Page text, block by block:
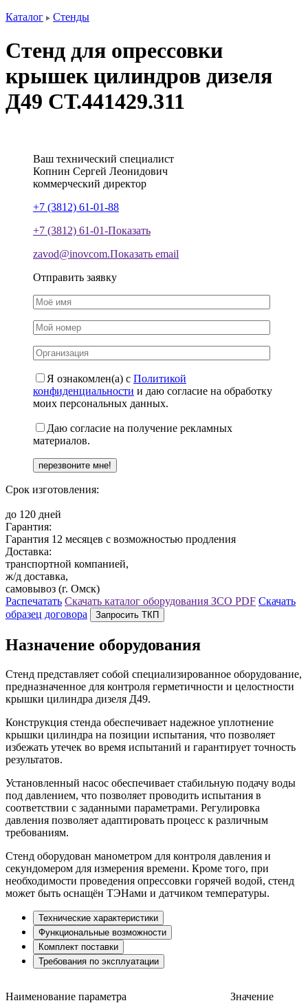
Каталог
Стенды
Стенд для опрессовки
крышек цилиндров дизеля
Д49 СТ.441429.311
Ваш технический специалист
Копнин Сергей Леонидович
коммерческий директор
+7 (3812) 61-01-88
+7 (3812) 61-01-Показать
zavod@inovcom.Показать email
Отправить заявку
Я ознакомлен(а) с Политикой
конфиденциальности и даю согласие на обработку
моих персональных данных.
Даю согласие на получение рекламных
материалов.
Срок изготовления:
до 120 дней
Гарантия:
Гарантия 12 месяцев с возможностью продления
Доставка:
транспортной компанией,
ж/д доставка,
самовывоз (г. Омск)
Распечатать Скачать каталог оборудования ЗСО PDF Скачать
образец договора
Запросить ТКП
Назначение оборудования
Стенд представляет собой специализированное оборудование,
предназначенное для контроля герметичности и целостности
крышки цилиндра дизеля Д49.
Конструкция стенда обеспечивает надежное уплотнение
крышки цилиндра на позиции испытания, что позволяет
избежать утечек во время испытаний и гарантирует точность
результатов.
Установленный насос обеспечивает стабильную подачу воды
под давлением, что позволяет проводить испытания в
соответствии с заданными параметрами. Регулировка
давления позволяет адаптировать процесс к различным
требованиям.
Стенд оборудован манометром для контроля давления и
секундомером для измерения времени. Кроме того, при
необходимости проведения опрессовки горячей водой, стенд
может быть оснащён ТЭНами и датчиком температуры.
Технические характеристики
Функциональные возможности
Комплект поставки
Требования по эксплуатации
Наименование параметра Значение